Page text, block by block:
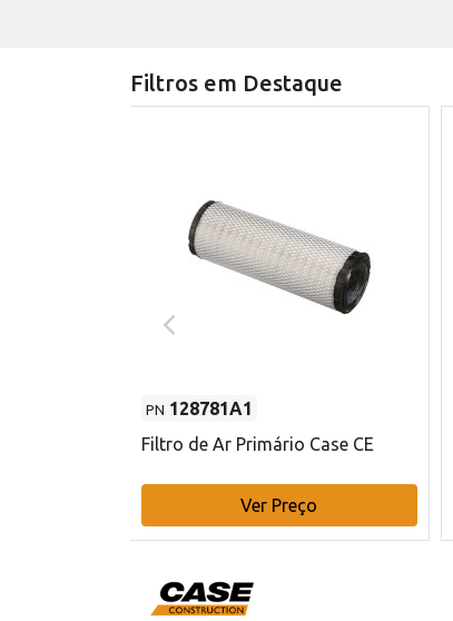
Filtros em Destaque
PN 128781A1
Filtro de Ar Primário Case CE
Ver Preço